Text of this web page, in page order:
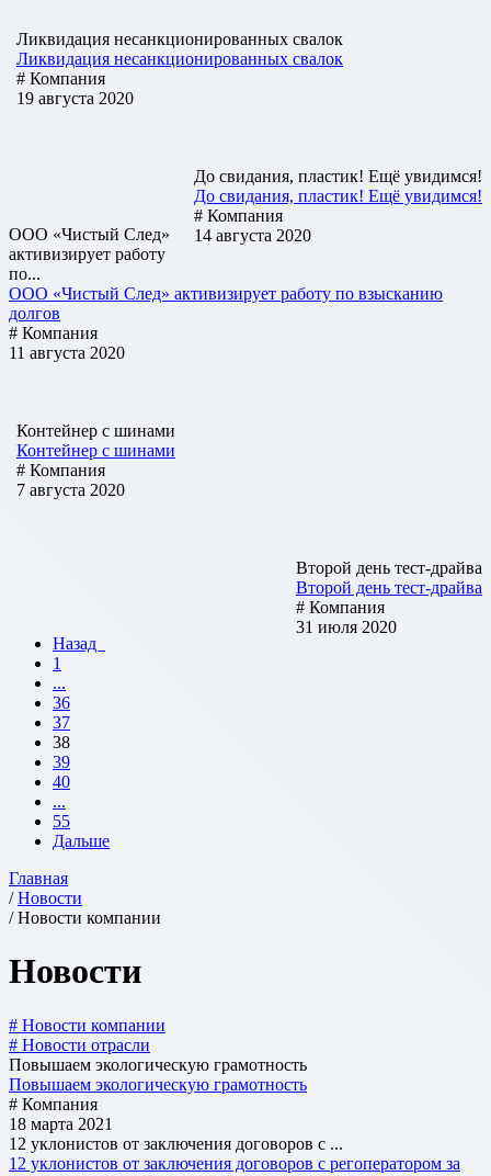
Ликвидация несанкционированных свалок
Ликвидация несанкционированных свалок
# Компания
19 августа 2020
До свидания, пластик! Ещё увидимся!
До свидания, пластик! Ещё увидимся!
# Компания
14 августа 2020
ООО «Чистый След»
активизирует работу
по...
ООО «Чистый След» активизирует работу по взысканию
долгов
# Компания
11 августа 2020
Контейнер с шинами
Контейнер с шинами
# Компания
7 августа 2020
Второй день тест-драйва
Второй день тест-драйва
# Компания
31 июля 2020
Назад
1
...
36
37
38
39
40
...
55
Дальше
Главная
/Новости
/ Новости компании
Новости
# Новости компании
# Новости отрасли
Повышаем экологическую грамотность
Повышаем экологическую грамотность
# Компания
18 марта 2021
12 уклонистов от заключения договоров с ...
12 уклонистов от заключения договоров с регоператором за